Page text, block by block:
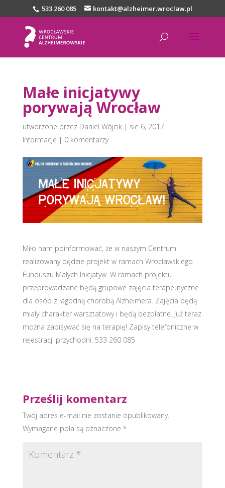
533 260 085 kontakt@alzheimer.wroclaw.pl
Małe inicjatywy
porywają Wrocław
utworzone przez Daniel Wójcik| sie 6, 2017 |
Informacje | 0 komentarzy
Miło nam poinformować, że w naszym Centrum
realizowany będzie projekt w ramach Wrocławskiego
Funduszu Małych Inicjatyw. W ramach projektu
przeprowadzane będą grupowe zajęcia terapeutyczne
dla osób z łagodną chorobą Alzheimera. Zajęcia będą
miały charakter warsztatowy i będą bezpłatne. Już teraz
można zapisywać się na terapię! Zapisy telefoniczne w
rejestracji przychodni: 533 260 085
Prześlij komentarz
Twój adres e-mail nie zostanie opublikowany.
Wymagane pola są oznaczone *